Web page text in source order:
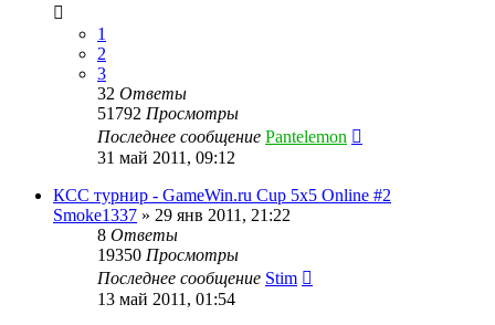
1
2
3
32 Ответы
51792 Просмотры
Последнее сообщение Pantelemon
31 май 2011, 09:12
КСС турнир - GameWin.ru Cup 5x5 Online #2
Smoke1337 » 29 янв 2011, 21:22
8 Ответы
19350 Просмотры
Последнее сообщение Stim
13 май 2011, 01:54